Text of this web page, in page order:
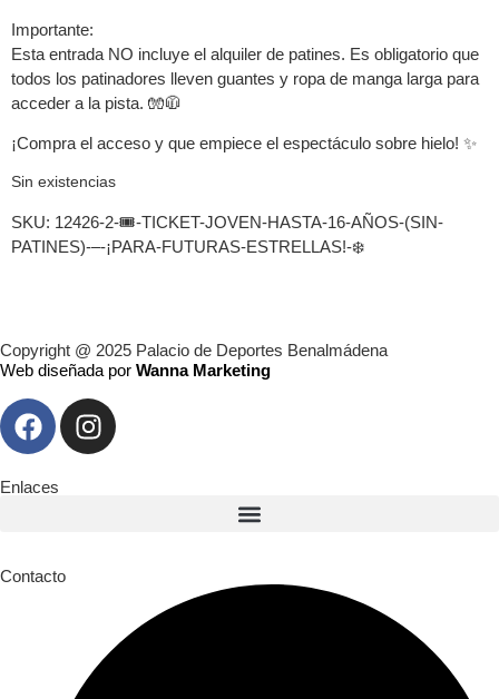
Importante:
Esta entrada NO incluye el alquiler de patines. Es obligatorio que
todos los patinadores lleven guantes y ropa de manga larga para
acceder a la pista. 🧤🧥
¡Compra el acceso y que empiece el espectáculo sobre hielo! ✨
Sin existencias
SKU: 12426-2-🎟️-TICKET-JOVEN-HASTA-16-AÑOS-(SIN-
PATINES)-–-¡PARA-FUTURAS-ESTRELLAS!-❄️
Copyright @ 2025 Palacio de Deportes Benalmádena
Web diseñada por Wanna Marketing
Enlaces
Contacto